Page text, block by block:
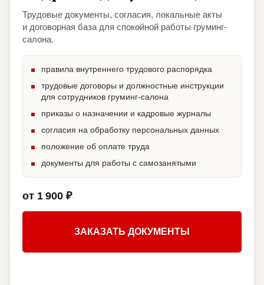
Трудовые документы, согласия, локальные акты
и договорная база для спокойной работы груминг-
салона.
правила внутреннего трудового распорядка
трудовые договоры и должностные инструкции
для сотрудников груминг-салона
приказы о назначении и кадровые журналы
согласия на обработку персональных данных
положение об оплате труда
документы для работы с самозанятыми
от 1 900 ₽
ЗАКАЗАТЬ ДОКУМЕНТЫ